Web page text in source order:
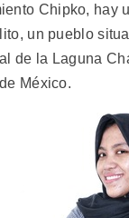
Chipko, hay
un pueblo
de la Laguna
México.